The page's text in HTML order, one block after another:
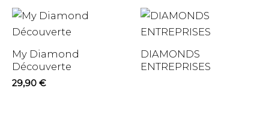
My Diamond
Découverte
29,90 €
DIAMONDS
ENTREPRISES